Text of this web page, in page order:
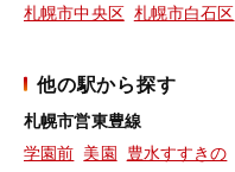
札幌市中央区 札幌市白石区
他の駅から探す
札幌市営東豊線
学園前 美園 豊水すすきの